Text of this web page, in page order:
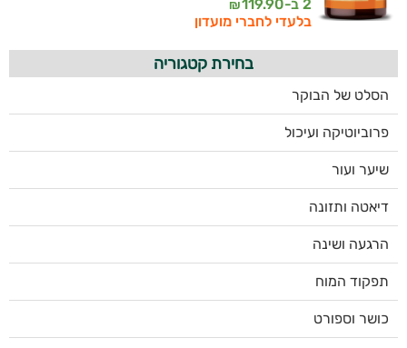
2 ב-
119.90
₪
בלעדי לחברי מועדון
בחירת קטגוריה
הסלט של הבוקר
פרוביוטיקה ועיכול
שיער ועור
דיאטה ותזונה
הרגעה ושינה
תפקוד המוח
כושר וספורט